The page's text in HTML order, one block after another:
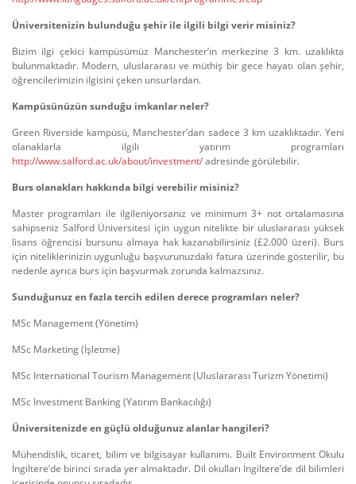
Üniversitenizin bulunduğu şehir ile ilgili bilgi verir misiniz?
Bizim ilgi çekici kampüsümüz Manchester’ın merkezine 3 km. uzaklıkta
bulunmaktadır. Modern, uluslararası ve müthiş bir gece hayatı olan şehir,
öğrencilerimizin ilgisini çeken unsurlardan.
Kampüsünüzün sunduğu imkanlar neler?
Green Riverside kampüsü, Manchester’dan sadece 3 km uzaklıktadır. Yeni
olanaklarla ilgili yatırım programları
http://www.salford.ac.uk/about/investment/adresinde görülebilir.
Burs olanakları hakkında bilgi verebilir misiniz?
Master programları ile ilgileniyorsanız ve minimum 3+ not ortalamasına
sahipseniz Salford Üniversitesi için uygun nitelikte bir uluslararası yüksek
lisans öğrencisi bursunu almaya hak kazanabilirsiniz (£2.000 üzeri). Burs
için niteliklerinizin uygunluğu başvurunuzdaki fatura üzerinde gösterilir, bu
nedenle ayrıca burs için başvurmak zorunda kalmazsınız.
Sunduğunuz en fazla tercih edilen derece programları neler?
MSc Management (Yönetim)
MSc Marketing (İşletme)
MSc International Tourism Management (Uluslararası Turizm Yönetimi)
MSc Investment Banking (Yatırım Bankacılığı)
Üniversitenizde en güçlü olduğunuz alanlar hangileri?
Mühendislik, ticaret, bilim ve bilgisayar kullanımı. Built Environment Okulu
İngiltere’de birinci sırada yer almaktadır. Dil okulları İngiltere’de dil bilimleri